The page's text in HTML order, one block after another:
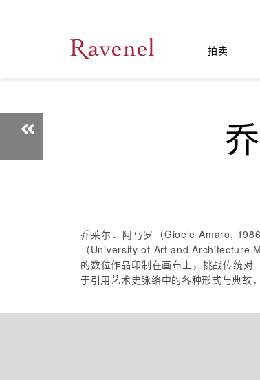
拍卖
乔莱尔．阿马罗（Gioele Amaro,
（University of Art and Architecture
的数位作品印制在画布上，挑战传统
于引用艺术史脉络中的各种形式与典故